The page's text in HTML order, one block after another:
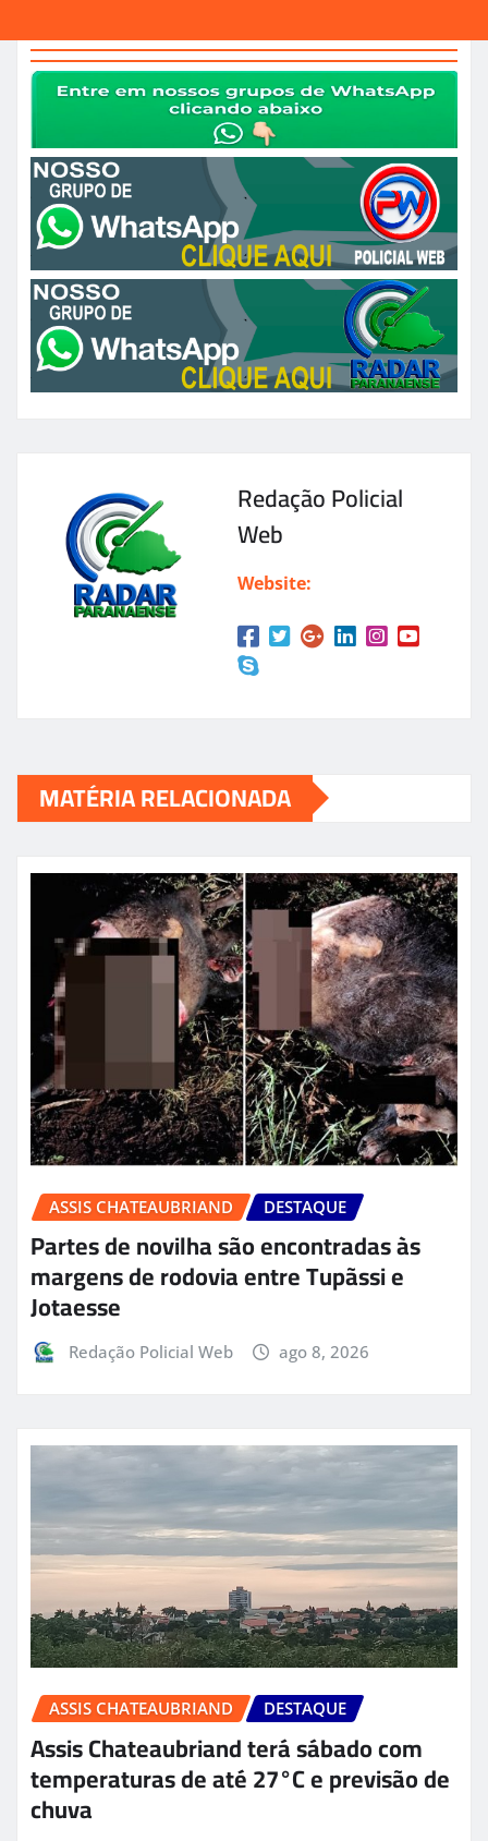
Redação Policial
Web
Website:
MATÉRIA RELACIONADA
ASSIS CHATEAUBRIAND DESTAQUE
Partes de novilha são encontradas às
margens de rodovia entre Tupãssi e
Jotaesse
Redação Policial Web ago 8, 2026
ASSIS CHATEAUBRIAND DESTAQUE
Assis Chateaubriand terá sábado com
temperaturas de até 27°C e previsão de
chuva